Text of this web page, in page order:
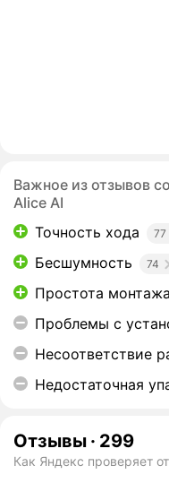
Важное из отзывов
Alice AI
Точность хода
77
Бесшумность 74
Простота монтажа
Проблемы с
Несоответствие
Недостаточная
Отзывы · 299
Как Яндекс проверяет